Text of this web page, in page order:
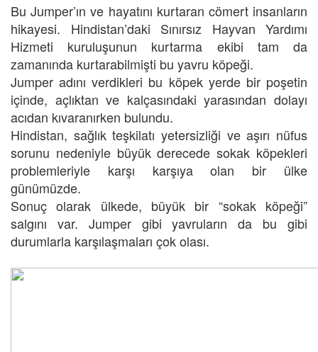
Bu Jumper’ın ve hayatını kurtaran cömert insanların
hikayesi. Hindistan’daki Sınırsız Hayvan Yardımı
Hizmeti kuruluşunun kurtarma ekibi tam da
zamanında kurtarabilmişti bu yavru köpeği.
Jumper adını verdikleri bu köpek yerde bir poşetin
içinde, açlıktan ve kalçasındaki yarasından dolayı
acıdan kıvaranırken bulundu.
Hindistan, sağlık teşkilatı yetersizliği ve aşırı nüfus
sorunu nedeniyle büyük derecede sokak köpekleri
problemleriyle karşı karşıya olan bir ülke
günümüzde.
Sonuç olarak ülkede, büyük bir “sokak köpeği”
salgını var. Jumper gibi yavruların da bu gibi
durumlarla karşılaşmaları çok olası.